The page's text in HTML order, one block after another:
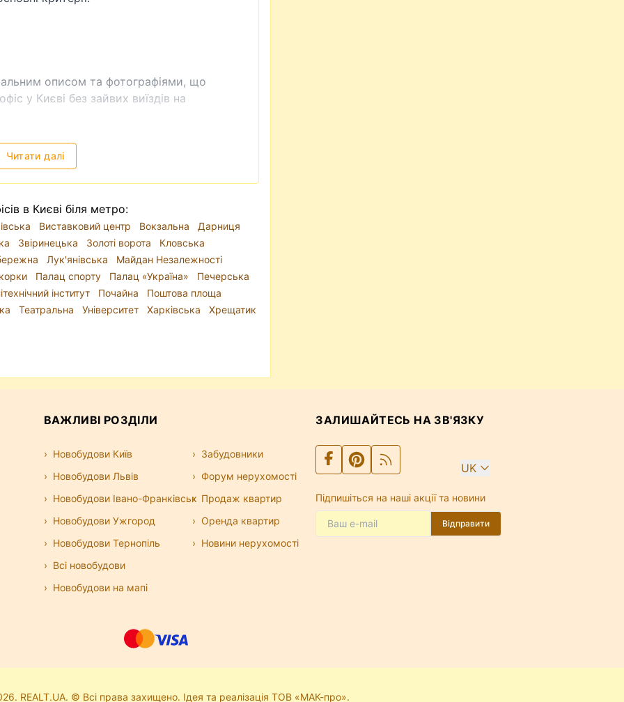
описом та фотографіями, що
у Києві без зайвих виїздів на
тому й нежитловий фонд
бізнесу ви можете орендувати офіс у
районі. Найбільш затребувані
метро Академмістечко, Почайна,
транспортною доступністю;
бізнесу.
офісів у бізнес-центрах Києва— з
та інтернетом. Багато
паркінг, прибирання та технічне
з окремим входом, підійдуть
оренда квартири під офіс — це
так і на комунальних витратах.
оголошення, база регулярно
швидко знайти офіс без
Усі об’єкти можна переглянути на карті,
класу бізнес-центру, району, площі та
Найпопулярніший варіант — офіси в
бізнесу завжди можна підібрати
Читати далі
в Києві біля метро:
Виставковий центр Вокзальна
Дарниця
Звіринецька Золоті ворота
Кловська
Лук'янівська
Майдан Незалежності
Палац спорту Палац «Україна»
Печерська
інститут Почайна
Поштова площа
Театральна Університет Харківська
Хрещатик
ВАЖЛИВІ РОЗДІЛИ
Новобудови Київ
Новобудови Львів
Новобудови Івано-Франківськ
Новобудови Ужгород
Новобудови Тернопіль
Всі новобудови
Новобудови на мапі
Забудовники
Форум нерухомості
Продаж квартир
Оренда квартир
Новини нерухомості
ЗАЛИШАЙТЕСЬ НА ЗВ'ЯЗКУ
UK
Підпишіться на наші акції та новини
Відправити
REALT.UA. © Всі права захищено. Ідея та реалізація ТОВ «МАК-про».